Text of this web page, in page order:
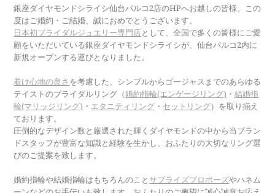
銀座ダイヤモンドシライシ仙台パルコ2店のHPへお越しの皆様、この
度はご婚約・ご結婚、誠におめでとうございます。
日本初ブライダルジュエリー専門店として、全国で多くの皆様にご愛
顧をいただいている銀座ダイヤモンドシライシが、仙台パルコ2内に
新規オープンする運びとなりました。
着け心地の良さ を考慮した、シンプルからゴージャスまでのあらゆる
テイストのブライダルリング（婚約指輪(エンゲージリング) ・結婚指
輪(マリッジリング) ・ エタニティリング ・ セットリング）を取り揃え
ております。
圧倒的なデザイン数と厳選された輝くダイヤモンドの中から当ブラン
ドスタッフが豊富な知識と経験を生かし、おふたりの大切なリング選
びのご提案を致します。
婚約指輪や結婚指輪はもちろんのこと サプライズプロポーズやハネム